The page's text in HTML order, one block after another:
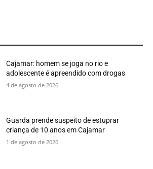
Cajamar: homem se joga no rio e
adolescente é apreendido com drogas
4 de agosto de 2026
Guarda prende suspeito de estuprar
criança de 10 anos em Cajamar
1 de agosto de 2026